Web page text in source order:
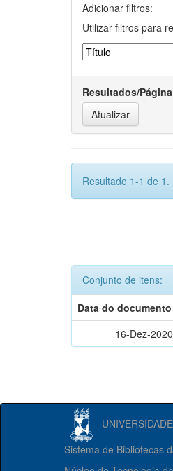
Adicionar filtros:
Utilizar filtros para
Resultados/Página
Resultado 1-1 de 1.
Conjunto de itens:
Data do documento
16-Dez-2020
Sistema de Bibliotecas